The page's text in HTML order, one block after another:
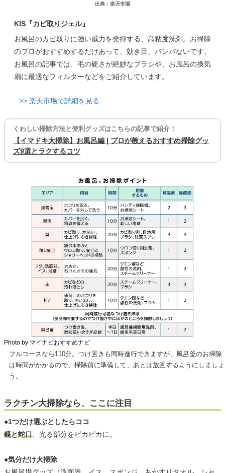
出典：楽天市場
KIS『カビ取りジェル』
お風呂のカビ取りに強い威力を発揮する、高粘度洗剤。お掃除
のプロがおすすめするだけあって、効き目、パンパないです。
お風呂の記事では、毛の硬さが絶妙なブラシや、お風呂の換気
扇に最適なフィルターなどをご紹介しています。
>> 楽天市場で詳細を見る
くわしい掃除方法と便利グッズはこちらの記事で紹介！
【イマドキ大掃除】お風呂編 | プロが教えるおすすめ掃除グッ
ズ9選とラクするコツ
Photo by マイナビおすすめナビ
フルコースなら110分。つけ置きも同時進行できますが、風呂釜のお掃除
は時間がかかるので、掃除前に準備して、あとは放置するようにしましょ
う。
ラクチン大掃除なら、ここに注目
●1つだけ選ぶとしたらココ
鏡と蛇口 、光る部分をピカピカに。
●気分だけ大掃除